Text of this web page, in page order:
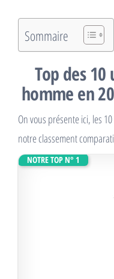
Sommaire
Top des
homme en
On vous présente ici, les
notre classement
NOTRE TOP N° 1